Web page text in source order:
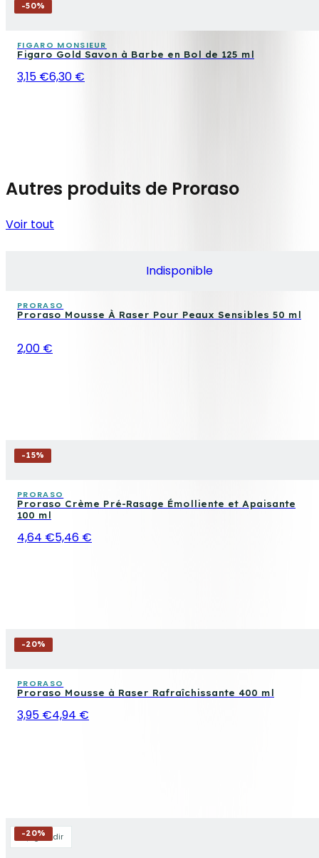
Agrandir
-50%
FIGARO MONSIEUR
Figaro Gold Savon à Barbe en Bol de 125 ml
3,15 €6,30 €
Autres produits de Proraso
Voir tout
Indisponible
PRORASO
Proraso Mousse À Raser Pour Peaux Sensibles 50 ml
2,00 €
-15%
PRORASO
Proraso Crème Pré-Rasage Émolliente et Apaisante
100 ml
4,64 €5,46 €
-20%
PRORASO
Proraso Mousse à Raser Rafraîchissante 400 ml
3,95 €4,94 €
-20%